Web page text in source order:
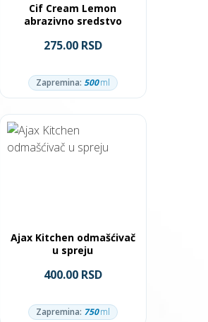
Cif Cream Lemon
abrazivno sredstvo
275.00 RSD
Zapremina: 500ml
Ajax Kitchen odmašćivač
u spreju
400.00 RSD
Zapremina: 750ml